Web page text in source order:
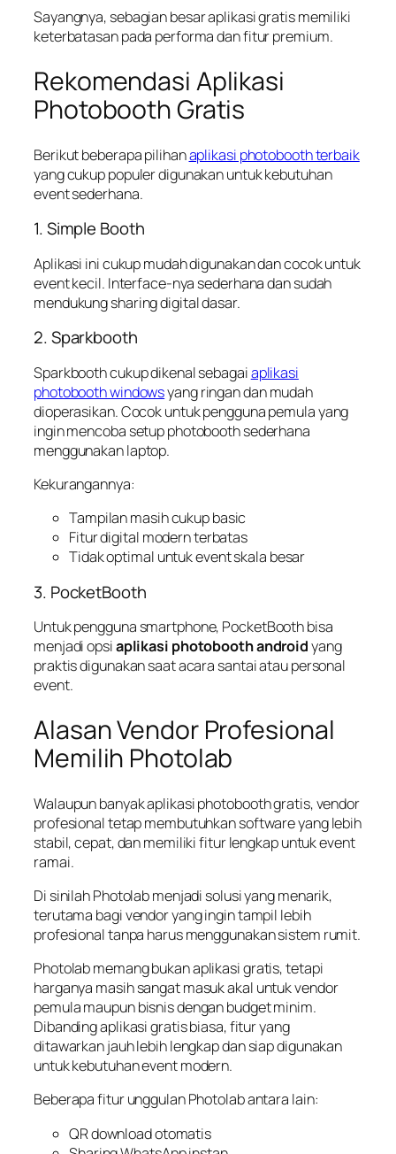
Sayangnya, sebagian besar aplikasi gratis memiliki
keterbatasan pada performa dan fitur premium.
Rekomendasi Aplikasi
Photobooth Gratis
Berikut beberapa pilihanaplikasi photobooth terbaik
yang cukup populer digunakan untuk kebutuhan
event sederhana.
1. Simple Booth
Aplikasi ini cukup mudah digunakan dan cocok untuk
event kecil. Interface-nya sederhana dan sudah
mendukung sharing digital dasar.
2. Sparkbooth
Sparkbooth cukup dikenal sebagaiaplikasi
photobooth windowsyang ringan dan mudah
dioperasikan. Cocok untuk pengguna pemula yang
ingin mencoba setup photobooth sederhana
menggunakan laptop.
Kekurangannya:
Tampilan masih cukup basic
Fitur digital modern terbatas
Tidak optimal untuk event skala besar
3. PocketBooth
Untuk pengguna smartphone, PocketBooth bisa
menjadi opsiaplikasi photobooth androidyang
praktis digunakan saat acara santai atau personal
event.
Alasan Vendor Profesional
Memilih Photolab
Walaupun banyak aplikasi photobooth gratis, vendor
profesional tetap membutuhkan software yang lebih
stabil, cepat, dan memiliki fitur lengkap untuk event
ramai.
Di sinilah Photolab menjadi solusi yang menarik,
terutama bagi vendor yang ingin tampil lebih
profesional tanpa harus menggunakan sistem rumit.
Photolab memang bukan aplikasi gratis, tetapi
harganya masih sangat masuk akal untuk vendor
pemula maupun bisnis dengan budget minim.
Dibanding aplikasi gratis biasa, fitur yang
ditawarkan jauh lebih lengkap dan siap digunakan
untuk kebutuhan event modern.
Beberapa fitur unggulan Photolab antara lain:
QR download otomatis